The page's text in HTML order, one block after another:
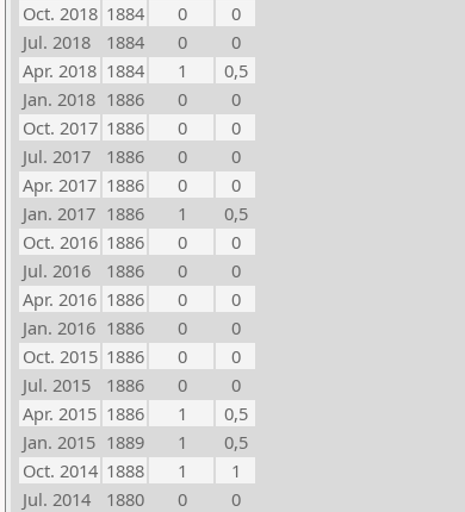
Oct. 2018 1884 0
0
Jul. 2018
1884 0
0
Apr. 2018 1884 1
0,5
Jan. 2018 1886 0
0
Oct. 2017 1886 0
0
Jul. 2017
1886 0
0
Apr. 2017 1886 0
0
Jan. 2017 1886 1
0,5
Oct. 2016 1886 0
0
Jul. 2016
1886 0
0
Apr. 2016 1886 0
0
Jan. 2016 1886 0
0
Oct. 2015 1886 0
0
Jul. 2015
1886 0
0
Apr. 2015 1886 1
0,5
Jan. 2015 1889 1
0,5
Oct. 2014 1888 1
1
Jul. 2014
1880 0
0